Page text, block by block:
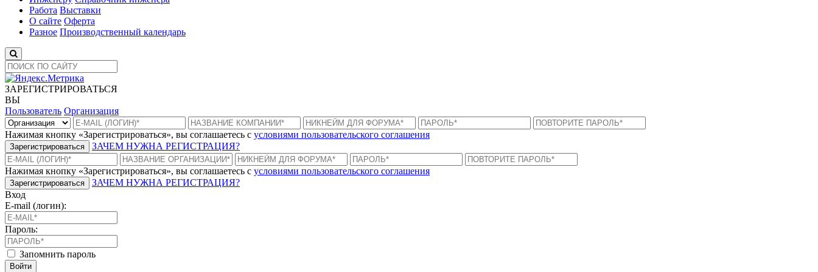
Работа Выставки
О сайте Оферта
Разное Производственный календарь
ЗАРЕГИСТРИРОВАТЬСЯ
ВЫ
Пользователь Организация
Нажимая кнопку «Зарегистрироваться», вы соглашаетесь с условиями пользовательского соглашения
Зарегистрироваться ЗАЧЕМ НУЖНА РЕГИСТРАЦИЯ?
Нажимая кнопку «Зарегистрироваться», вы соглашаетесь с условиями пользовательского соглашения
Зарегистрироваться
ЗАЧЕМ НУЖНА РЕГИСТРАЦИЯ?
Вход
E-mail (логин):
Пароль:
Запомнить пароль
Войти